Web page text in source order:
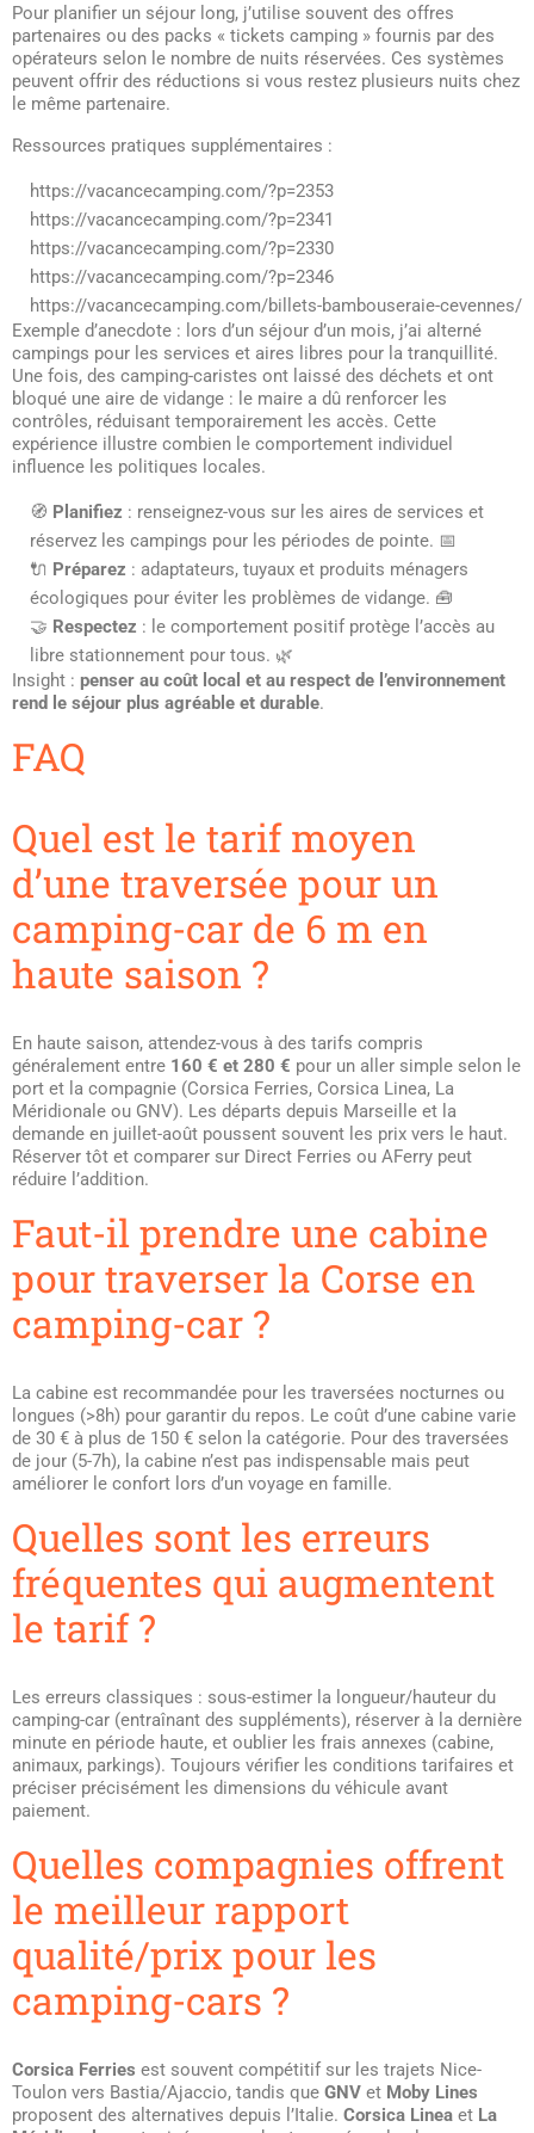
Pour planifier un séjour long, j’utilise souvent des offres
partenaires ou des packs « tickets camping » fournis par des
opérateurs selon le nombre de nuits réservées. Ces systèmes
peuvent offrir des réductions si vous restez plusieurs nuits chez
le même partenaire.
Ressources pratiques supplémentaires :
https://vacancecamping.com/?p=2353
https://vacancecamping.com/?p=2341
https://vacancecamping.com/?p=2330
https://vacancecamping.com/?p=2346
https://vacancecamping.com/billets-bambouseraie-cevennes/
Exemple d’anecdote : lors d’un séjour d’un mois, j’ai alterné
campings pour les services et aires libres pour la tranquillité.
Une fois, des camping-caristes ont laissé des déchets et ont
bloqué une aire de vidange : le maire a dû renforcer les
contrôles, réduisant temporairement les accès. Cette
expérience illustre combien le comportement individuel
influence les politiques locales.
🧭 Planifiez : renseignez-vous sur les aires de services et
réservez les campings pour les périodes de pointe. 📅
🔌 Préparez : adaptateurs, tuyaux et produits ménagers
écologiques pour éviter les problèmes de vidange. 🧰
🤝 Respectez : le comportement positif protège l’accès au
libre stationnement pour tous. 🌿
Insight : penser au coût local et au respect de l’environnement
rend le séjour plus agréable et durable.
FAQ
Quel est le tarif moyen
d’une traversée pour un
camping-car de 6 m en
haute saison ?
En haute saison, attendez-vous à des tarifs compris
généralement entre 160 € et 280 € pour un aller simple selon le
port et la compagnie (Corsica Ferries, Corsica Linea, La
Méridionale ou GNV). Les départs depuis Marseille et la
demande en juillet-août poussent souvent les prix vers le haut.
Réserver tôt et comparer sur Direct Ferries ou AFerry peut
réduire l’addition.
Faut-il prendre une cabine
pour traverser la Corse en
camping-car ?
La cabine est recommandée pour les traversées nocturnes ou
longues (>8h) pour garantir du repos. Le coût d’une cabine varie
de 30 € à plus de 150 € selon la catégorie. Pour des traversées
de jour (5-7h), la cabine n’est pas indispensable mais peut
améliorer le confort lors d’un voyage en famille.
Quelles sont les erreurs
fréquentes qui augmentent
le tarif ?
Les erreurs classiques : sous-estimer la longueur/hauteur du
camping-car (entraînant des suppléments), réserver à la dernière
minute en période haute, et oublier les frais annexes (cabine,
animaux, parkings). Toujours vérifier les conditions tarifaires et
préciser précisément les dimensions du véhicule avant
paiement.
Quelles compagnies offrent
le meilleur rapport
qualité/prix pour les
camping-cars ?
Corsica Ferries est souvent compétitif sur les trajets Nice-
Toulon vers Bastia/Ajaccio, tandis que GNV et Moby Lines
proposent des alternatives depuis l’Italie. Corsica Linea et La